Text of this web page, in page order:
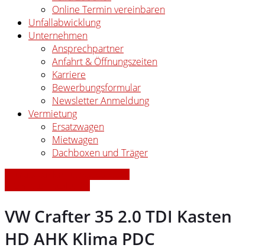
Online Termin vereinbaren
Unfallabwicklung
Unternehmen
Ansprechpartner
Anfahrt & Öffnungszeiten
Karriere
Bewerbungsformular
Newsletter Anmeldung
Vermietung
Ersatzwagen
Mietwagen
Dachboxen und Träger
VW Crafter 35 2.0 TDI Kasten
HD AHK Klima PDC